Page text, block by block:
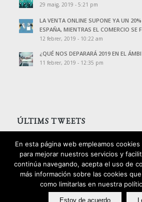
29 maig, 2019 - 5:21 pm
LA VENTA ONLINE SUPONE YA UN
ESPAÑA, MIENTRAS EL COMERCIO SE
12 febrer, 2019 - 10:22 am
¿QUÉ NOS DEPARARÁ 2019 EN EL
11 febrer, 2019 - 12:35 pm
ÚLTIMS TWEETS
Tweets de @PalomoAssessors
2016 © Copyright - Palomo Consultors
En esta página web empleamos
para mejorar nuestros servicios y
continúa navegando, acepta el uso de
más información sobre las cookies
como limitarlas en nuestra
Estoy de acuerdo